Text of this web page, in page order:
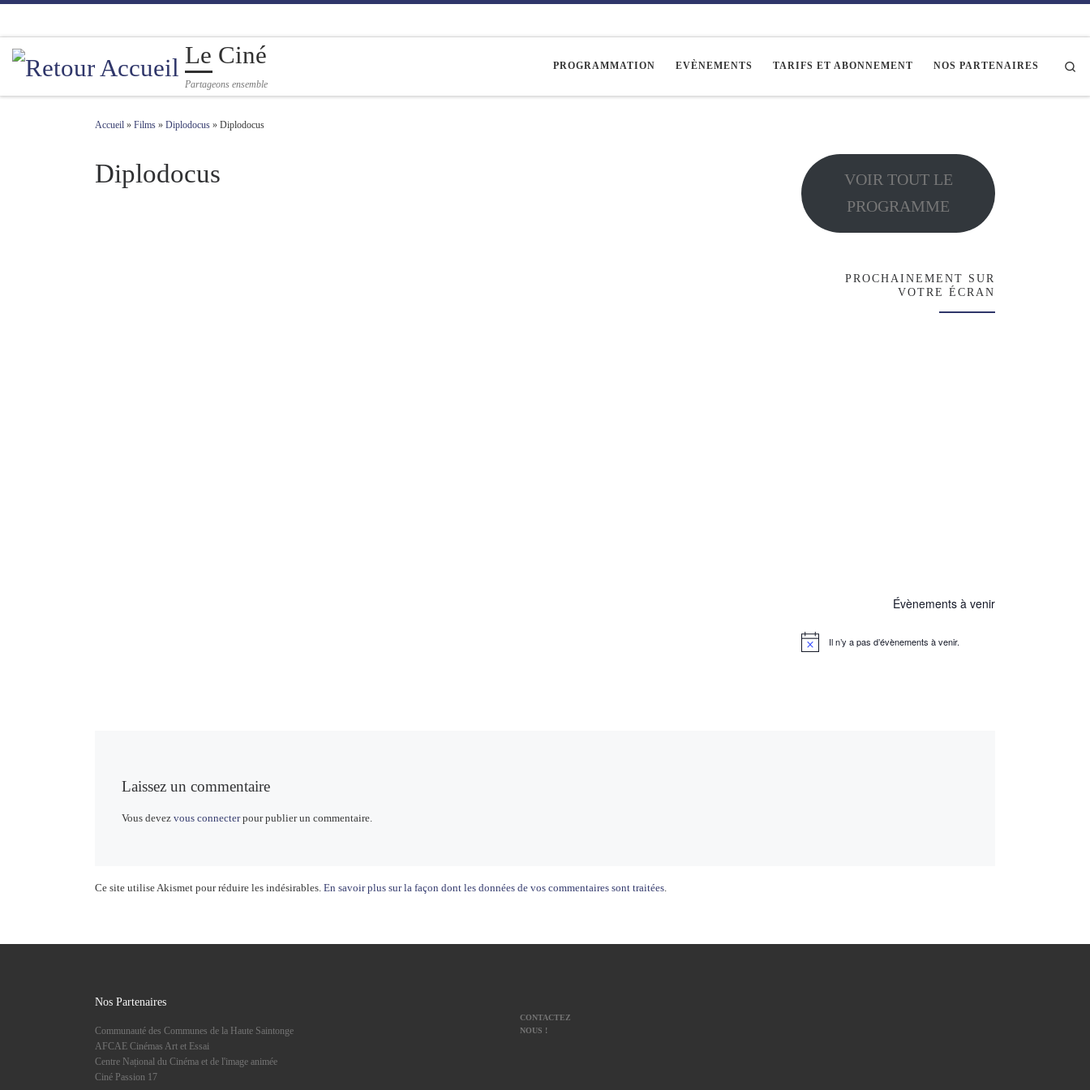
Le Ciné
Partageons ensemble
PROGRAMMATION EVÈNEMENTS TARIFS ET ABONNEMENT NOS PARTENAIRES
Accueil » Films » Diplodocus » Diplodocus
Diplodocus
Laissez un commentaire
Vous devez vous connecterpour publier un commentaire.
Ce site utilise Akismet pour réduire les indésirables. En savoir plus sur la façon dont les données de vos commentaires sont traitées.
VOIR TOUT LE
PROGRAMME
PROCHAINEMENT SUR
VOTRE ÉCRAN
Évènements à venir
N
Il n’y a pas d’évènements à venir.
Nos Partenaires
Communauté des Communes de la Haute Saintonge
AFCAE Cinémas Art et Essai
Centre Național du Cinéma et de l'image animée
Ciné Passion 17
CONTACTEZ
NOUS !